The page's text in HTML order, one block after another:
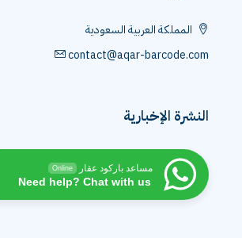
المملكة العربية السعودية
contact@aqar-barcode.com
النشرة الإخبارية
مساعد باركود عقار Online
Need help? Chat with us